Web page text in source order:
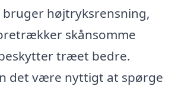
højtryksrensning,
skånsomme
træet bedre.
det være nyttigt at spørge